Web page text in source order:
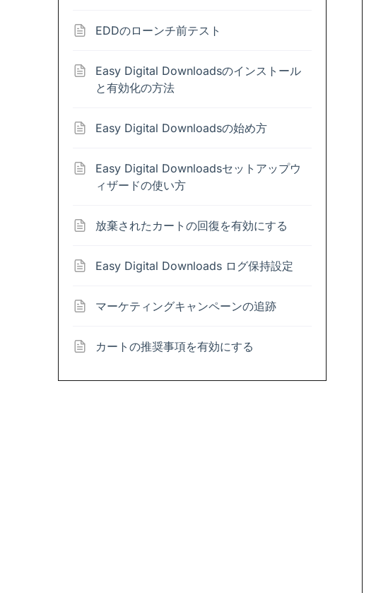
EDDのローンチ前テスト
Easy Digital Downloadsのインストール
と有効化の方法
Easy Digital Downloadsの始め方
Easy Digital Downloadsセットアップウ
ィザードの使い方
放棄されたカートの回復を有効にする
Easy Digital Downloads ログ保持設定
マーケティングキャンペーンの追跡
カートの推奨事項を有効にする